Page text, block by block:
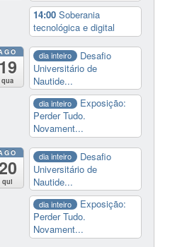
14:00Soberania
tecnológica e digital
19
qua
dia inteiro
Desafio
Universitário de
Nautide...
dia inteiro
Exposição:
Perder Tudo.
Novament...
qui
dia inteiro
Desafio
Universitário de
Nautide...
dia inteiro
Exposição:
Perder Tudo.
Novament...